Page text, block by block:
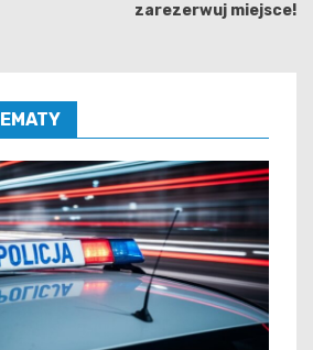
zarezerwuj miejsce!